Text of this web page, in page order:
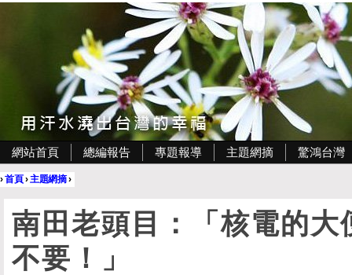
網站首頁 總編報告 專題報導 主題網摘 驚鴻台灣
›首頁›主題網摘›
南田老頭目：「核電的大
不要！」